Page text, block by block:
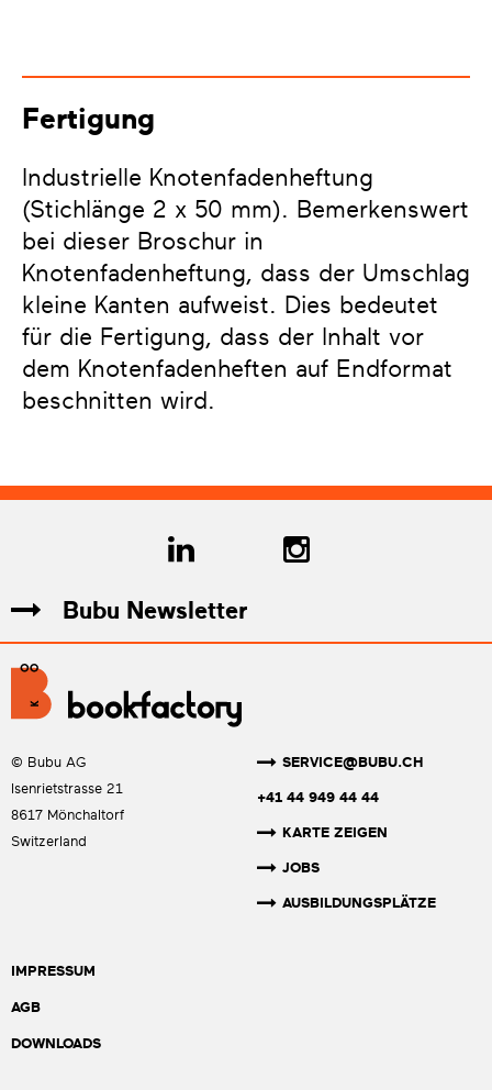
Fertigung
Industrielle Knotenfadenheftung
(Stichlänge 2 x 50 mm). Bemerkenswert
bei dieser Broschur in
Knotenfadenheftung, dass der Umschlag
kleine Kanten aufweist. Dies bedeutet
für die Fertigung, dass der Inhalt vor
dem Knotenfadenheften auf Endformat
beschnitten wird.
Bubu Newsletter
© Bubu AG
Isenrietstrasse 21
8617 Mönchaltorf
Switzerland
SERVICE@BUBU.CH
+41 44 949 44 44
KARTE ZEIGEN
JOBS
AUSBILDUNGSPLÄTZE
IMPRESSUM
AGB
DOWNLOADS